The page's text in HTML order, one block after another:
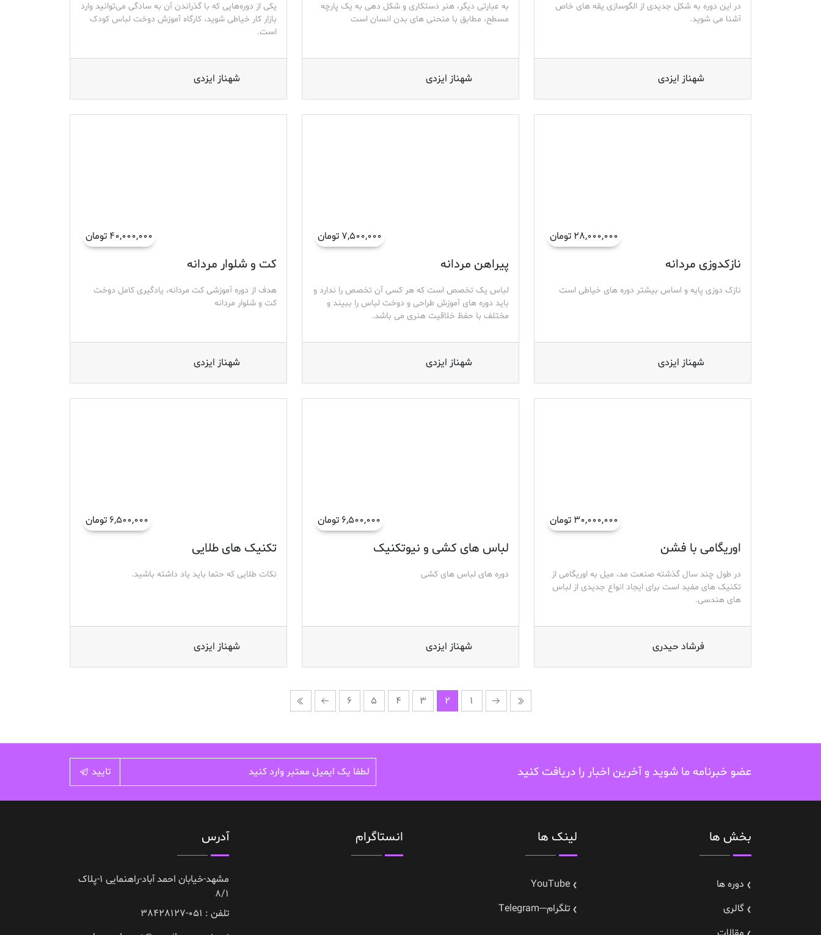
در این دوره به شکل جدیدی از الگوسازی یقه های خاص
آشنا می شوید.
شهناز ایزدی
به عبارتی دیگر، هنر دستکاری و شکل دهی به یک پارچه
مسطح، مطابق با منحنی های بدن انسان است
شهناز ایزدی
یکی از دوره‌هایی که با گذراندن آن به سادگی می‌توانید وارد
بازار کار خیاطی شوید، کارگاه آموزش دوخت لباس کودک
است.
شهناز ایزدی
۲۸,۰۰۰,۰۰۰ تومان
نازکدوزی مردانه
نازک دوزی پایه و اساس بیشتر دوره های خیاطی است
شهناز ایزدی
۷,۵۰۰,۰۰۰ تومان
پیراهن مردانه
لباس یک تخصص است که هر کسی آن تخصص را ندارد و
باید دوره های آموزش طراحی و دوخت لباس را ببیند و
مختلف با حفظ خلاقیت هنری می باشد.
شهناز ایزدی
۴۰,۰۰۰,۰۰۰ تومان
کت و شلوار مردانه
هدف از دوره آموزشی کت مردانه، یادگیری کامل دوخت
کت و شلوار مردانه
شهناز ایزدی
۳۰,۰۰۰,۰۰۰ تومان
اوریگامی با فشن
در طول چند سال گذشته صنعت مد، میل به اوریگامی از
تکنیک های مفید است برای ایجاد انواع جدیدی از لباس
های هندسی.
فرشاد حیدری
۶,۵۰۰,۰۰۰ تومان
لباس های کشی و نیوتکنیک
دوره های لباس های کشی
شهناز ایزدی
۶,۵۰۰,۰۰۰ تومان
تکنیک های طلایی
نکات طلایی که حتما باید یاد داشته باشید.
شهناز ایزدی
1
2
3
4
5
6
عضو خبرنامه ما شوید و آخرین اخبار را دریافت کنید تایید
بخش ها
دوره ها
گالری
لینک ها
YouTube
تلگرام---Telegram
انستاگرام آدرس
مشهد-خیابان احمد آباد-راهنمایی 1-پلاک
8/1
تلفن : 051-38428127